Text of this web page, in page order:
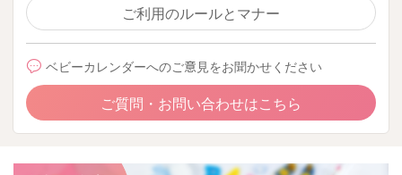
ご利用のルールとマナー
ベビーカレンダーへのご意見をお聞かせください
ご質問・お問い合わせはこちら